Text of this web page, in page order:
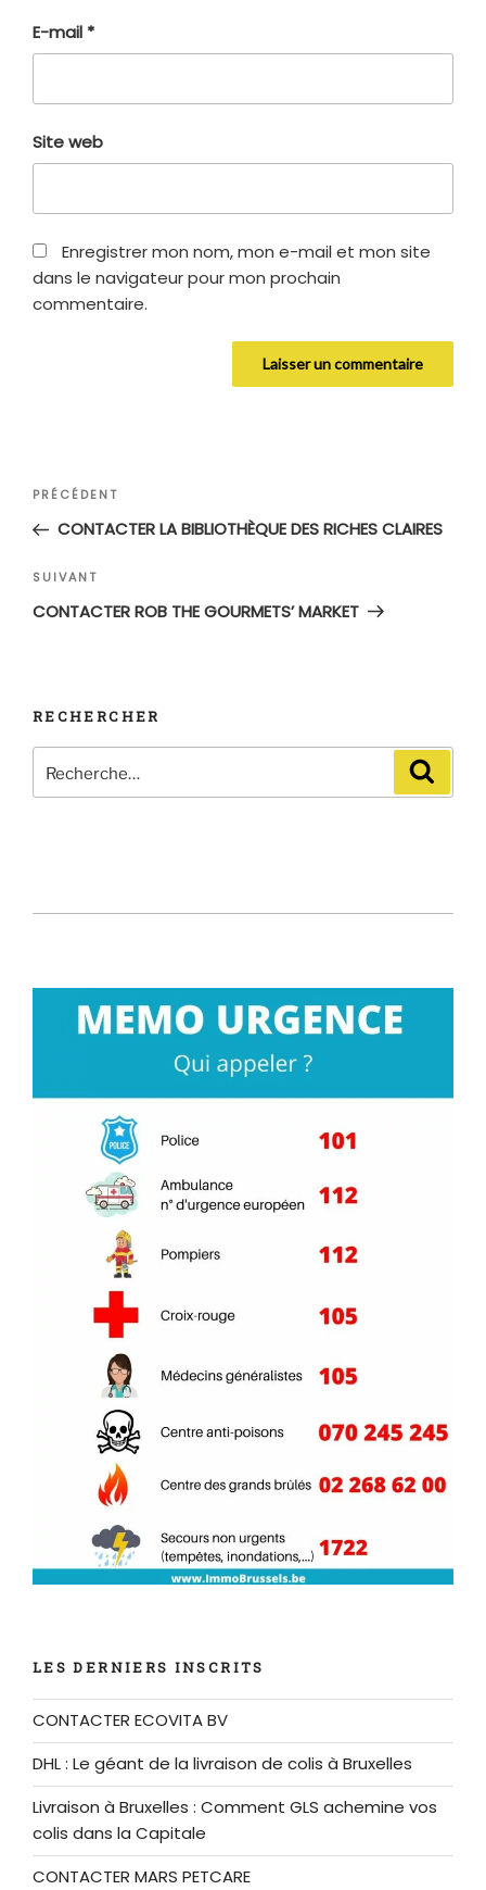
E-mail *
Site web
Enregistrer mon nom, mon e-mail et mon site
dans le navigateur pour mon prochain
commentaire.
Navigation
l’article
Article
précédent
PRÉCÉDENT
CONTACTER LA BIBLIOTHÈQUE DES RICHES CLAIRES
Article
suivant
SUIVANT
CONTACTER ROB THE GOURMETS’ MARKET
RECHERCHER
pour
LES DERNIERS INSCRITS
CONTACTER ECOVITA BV
DHL : Le géant de la livraison de colis à Bruxelles
Livraison à Bruxelles : Comment GLS achemine vos
colis dans la Capitale
CONTACTER MARS PETCARE